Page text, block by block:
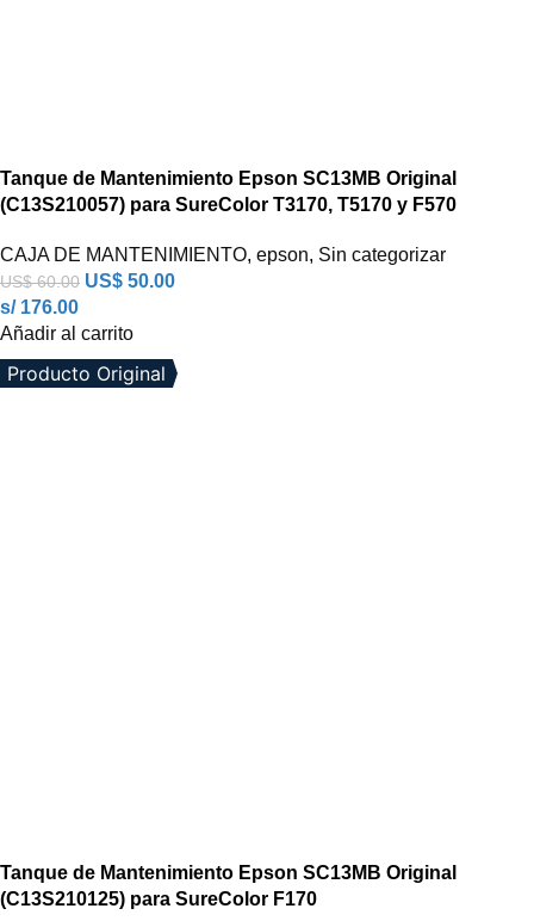
Tanque de Mantenimiento Epson SC13MB Original
(C13S210057) para SureColor T3170, T5170 y F570
CAJA DE MANTENIMIENTO, epson, Sin categorizar
US$60.00 US$ 50.00
s/ 176.00
Añadir al carrito
Producto Original
Tanque de Mantenimiento Epson SC13MB Original
(C13S210125) para SureColor F170